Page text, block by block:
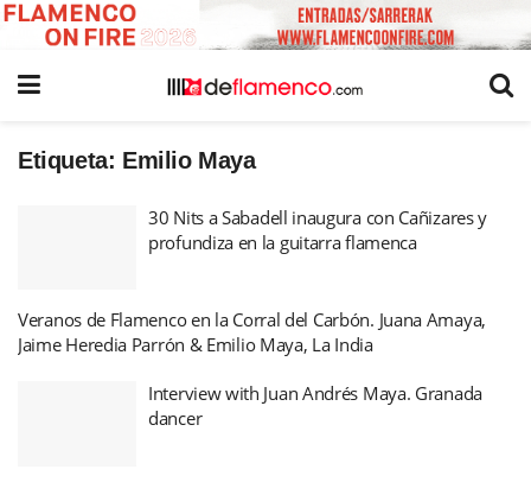
Etiqueta: Emilio Maya
30 Nits a Sabadell inaugura con Cañizares y
profundiza en la guitarra flamenca
Veranos de Flamenco en la Corral del Carbón. Juana Amaya,
Jaime Heredia Parrón & Emilio Maya, La India
Interview with Juan Andrés Maya. Granada
dancer